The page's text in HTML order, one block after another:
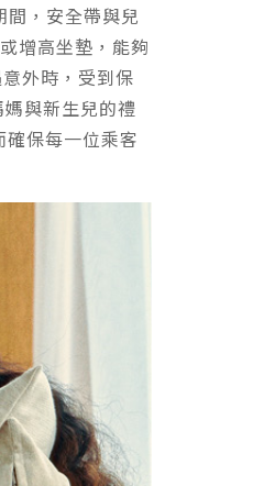
，安全帶與兒
增高坐墊，能夠
外時，受到保
與新生兒的禮
保每一位乘客